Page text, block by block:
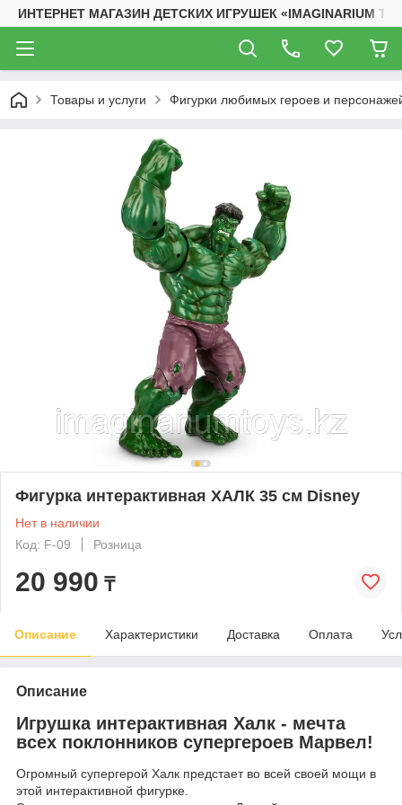
ИНТЕРНЕТ МАГАЗИН ДЕТСКИХ ИГРУШЕК «IMAGINARIUM
Товары и услуги Фигурки любимых героев и
Фигурка интерактивная ХАЛК 35 см Disney
Нет в наличии
Код: F-09
Розница
20 990 ₸
Описание Характеристики Доставка Оплата
Описание
Игрушка интерактивная Халк - мечта
всех поклонников супергероев Марвел!
Огромный супергерой Халк предстает во всей своей мощи в
этой интерактивной фигурке.